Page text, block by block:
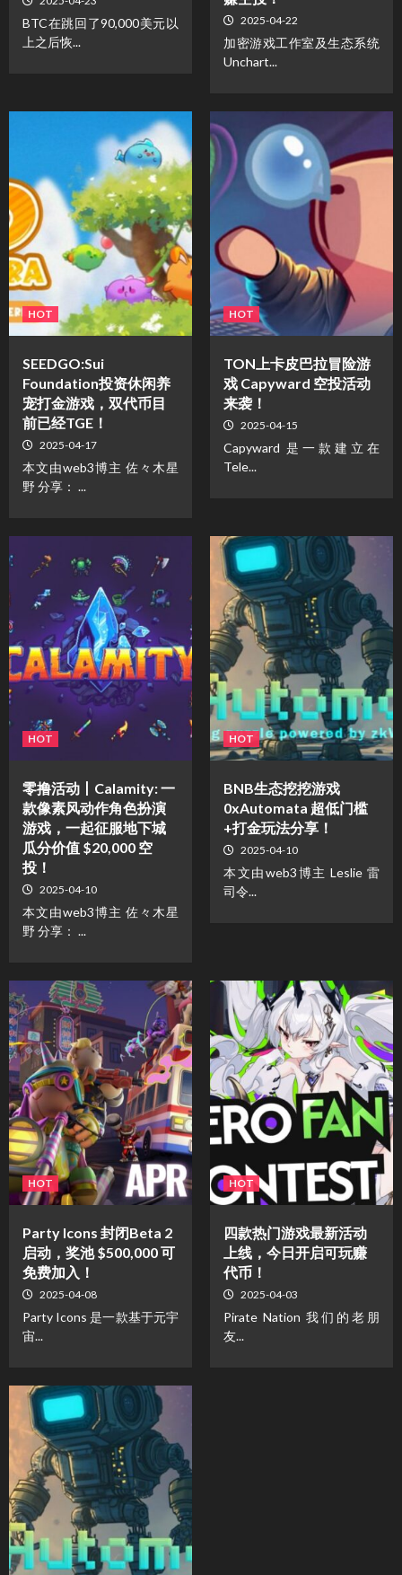
BTC在跳回了90,000美元以
上之后恢...
2025-04-22
加密游戏工作室及生态系统
Unchart...
HOT
SEEDGO:Sui
Foundation投资休闲养
宠打金游戏，双代币目
前已经TGE！
2025-04-17
本文由web3博主 佐々木星
野 分享： ...
HOT
TON上卡皮巴拉冒险游
戏 Capyward 空投活动
来袭！
2025-04-15
Capyward 是一款建立在
Tele...
HOT
零撸活动丨Calamity: 一
款像素风动作角色扮演
游戏，一起征服地下城
瓜分价值 $20,000 空
投！
2025-04-10
本文由web3博主 佐々木星
野 分享： ...
HOT
BNB生态挖挖游戏
0xAutomata 超低门槛
+打金玩法分享！
2025-04-10
本文由web3博主 Leslie 雷
司令...
HOT
Party Icons 封闭Beta 2
启动，奖池 $500,000 可
免费加入！
2025-04-08
Party Icons 是一款基于元宇
宙...
HOT
四款热门游戏最新活动
上线，今日开启可玩赚
代币！
2025-04-03
Pirate Nation 我们的老朋
友...